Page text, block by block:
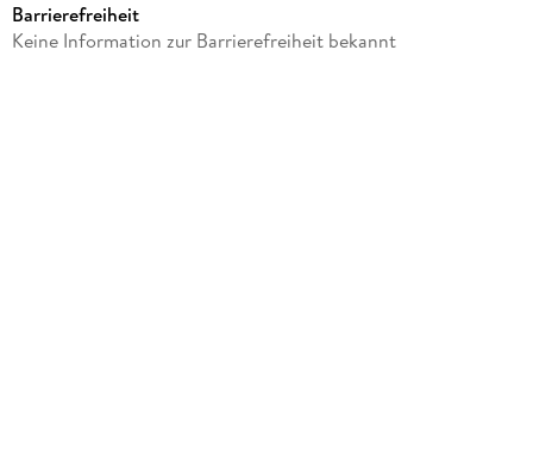
Laufzeit
Barrierefreiheit
Keine Information zur Barrierefreiheit bekannt